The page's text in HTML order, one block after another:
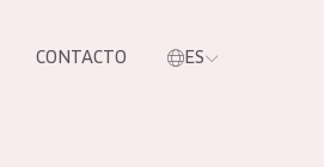
CONTACTO ES